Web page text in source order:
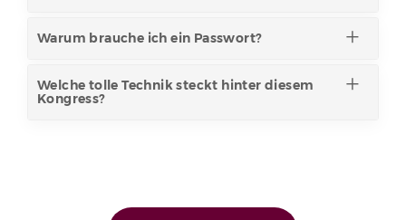
Warum brauche ich ein Passwort?
Welche tolle Technik steckt hinter diesem
Kongress?